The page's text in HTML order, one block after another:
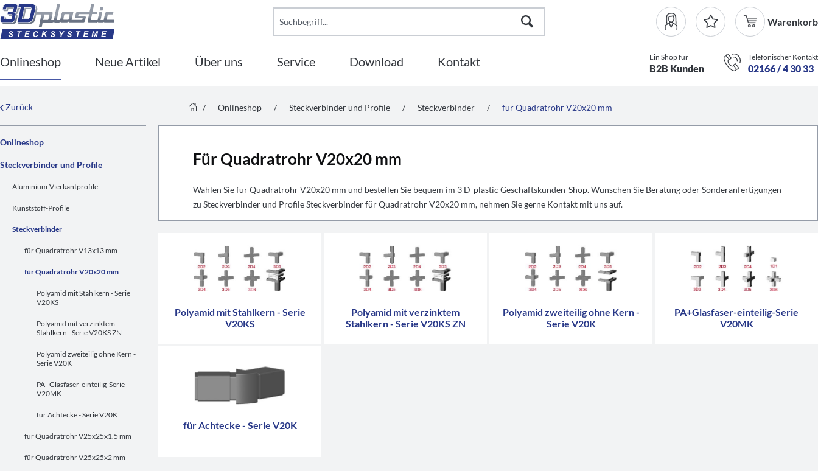
Warenkorb
Onlineshop Neue Artikel Über uns Service Download Kontakt Ein Shop für
B2B Kunden
Telefonischer Kontakt
02166 / 4 30 33
Zurück / Onlineshop / Steckverbinder und Profile / Steckverbinder / für Quadratrohr V20x20 mm
Onlineshop
Steckverbinder und Profile
Aluminium-Vierkantprofile
Kunststoff-Profile
Steckverbinder
für Quadratrohr V13x13 mm
für Quadratrohr V20x20 mm
Polyamid mit Stahlkern - Serie
V20KS
Polyamid mit verzinktem
Stahlkern - Serie V20KS ZN
Polyamid zweiteilig ohne Kern -
Serie V20K
PA+Glasfaser-einteilig-Serie
V20MK
für Achtecke - Serie V20K
für Quadratrohr V25x25x1.5 mm
für Quadratrohr V25x25x2 mm
Für Quadratrohr V20x20 mm
Wählen Sie für Quadratrohr V20x20 mm und bestellen Sie bequem im 3 D-plastic Geschäftskunden-Shop. Wünschen Sie Beratung oder Sonderanfertigungen
zu Steckverbinder und Profile Steckverbinder für Quadratrohr V20x20 mm, nehmen Sie gerne Kontakt mit uns auf.
Polyamid mit Stahlkern - Serie
V20KS
Polyamid mit verzinktem
Stahlkern - Serie V20KS ZN
Polyamid zweiteilig ohne Kern -
Serie V20K
PA+Glasfaser-einteilig-Serie
V20MK
für Achtecke - Serie V20K